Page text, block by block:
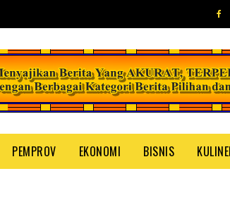
PEMPROV EKONOMI BISNIS